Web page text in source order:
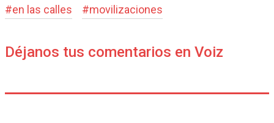
#en las calles #movilizaciones
Déjanos tus comentarios en Voiz